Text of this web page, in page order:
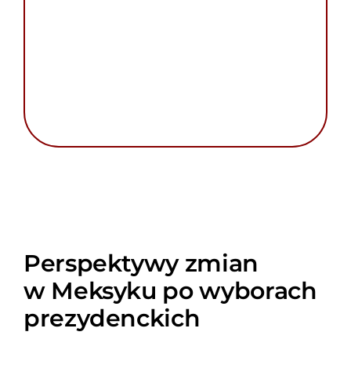
Perspektywy zmian
w Meksyku po wyborach
prezydenckich